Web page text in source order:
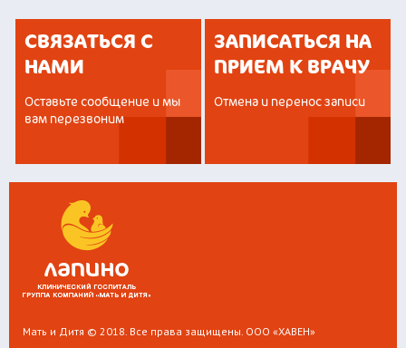
СВЯЗАТЬСЯ С
НАМИ
Оставьте сообщение и мы
вам перезвоним
ЗАПИСАТЬСЯ НА
ПРИЕМ К ВРАЧУ
Отмена и перенос записи
Мать и Дитя © 2018. Все права защищены. ООО «ХАВЕН»